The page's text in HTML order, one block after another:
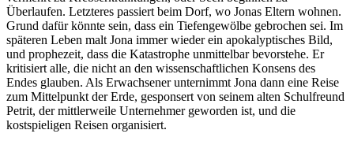
Überlaufen. Letzteres passiert beim Dorf, wo Jonas Eltern wohnen.
Grund dafür könnte sein, dass ein Tiefengewölbe gebrochen sei. Im
späteren Leben malt Jona immer wieder ein apokalyptisches Bild,
und prophezeit, dass die Katastrophe unmittelbar bevorstehe. Er
kritisiert alle, die nicht an den wissenschaftlichen Konsens des
Endes glauben. Als Erwachsener unternimmt Jona dann eine Reise
zum Mittelpunkt der Erde, gesponsert von seinem alten Schulfreund
Petrit, der mittlerweile Unternehmer geworden ist, und die
kostspieligen Reisen organisiert.